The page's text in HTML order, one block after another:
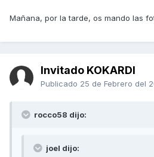
Mañana, por la tarde, os mando las
Invitado KOKARDI
Publicado 25 de Febrero del
rocco58 dijo:
joel dijo: